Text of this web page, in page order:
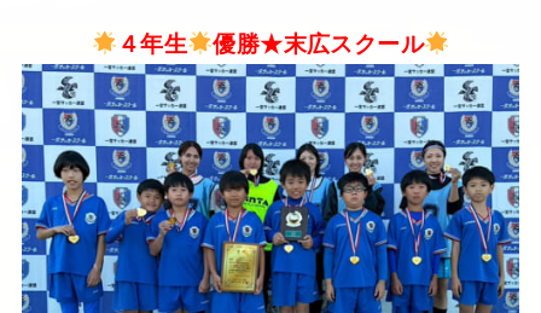
４年生 優勝★末広スクール